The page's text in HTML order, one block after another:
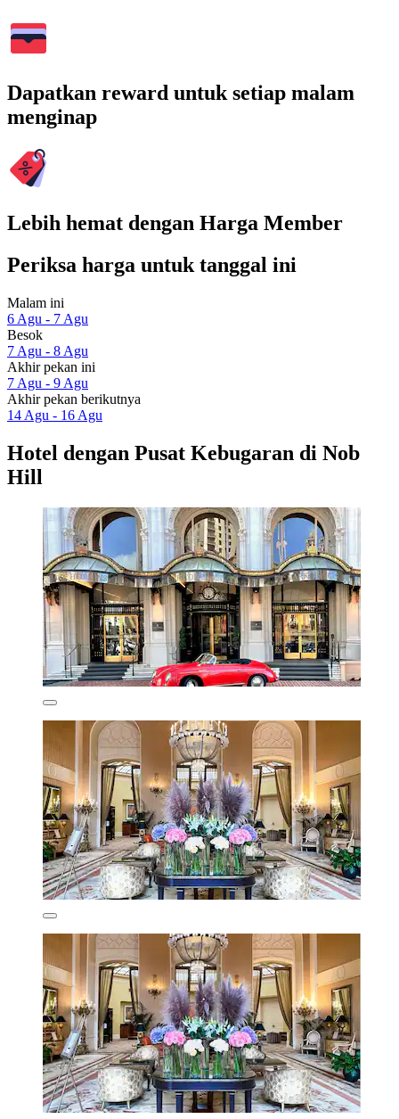
Dapatkan reward untuk setiap malam
menginap
Lebih hemat dengan Harga Member
Periksa harga untuk tanggal ini
Malam ini
6 Agu - 7 Agu
Besok
7 Agu - 8 Agu
Akhir pekan ini
7 Agu - 9 Agu
Akhir pekan berikutnya
14 Agu - 16 Agu
Hotel dengan Pusat Kebugaran di Nob
Hill